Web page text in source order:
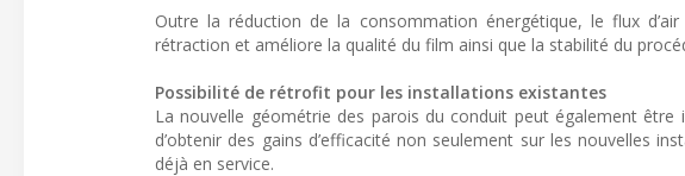
Outre la réduction de la consommation énergétique, le flux
rétraction et améliore la qualité du film ainsi que la stabilité du
Possibilité de rétrofit pour les installations existantes
La nouvelle géométrie des parois du conduit peut également
d’obtenir des gains d’efficacité non seulement sur les nouvelles
déjà en service.